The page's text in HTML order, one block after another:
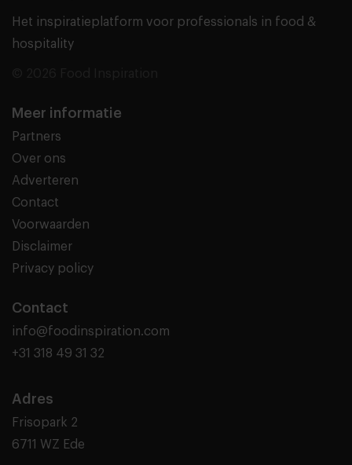
Het inspiratieplatform voor professionals in food &
hospitality
Meer informatie
Partners
Over ons
Adverteren
Contact
Voorwaarden
Disclaimer
Privacy policy
Contact
info@foodinspiration.com
+31 318 49 31 32
Adres
Frisopark 2
6711 WZ Ede